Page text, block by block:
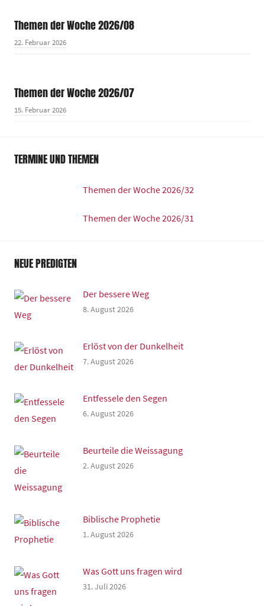
Themen der Woche 2026/08
22. Februar 2026
Themen der Woche 2026/07
15. Februar 2026
TERMINE UND THEMEN
Themen der Woche 2026/32
Themen der Woche 2026/31
NEUE PREDIGTEN
Der bessere Weg
8. August 2026
Erlöst von der Dunkelheit
7. August 2026
Entfessele den Segen
6. August 2026
Beurteile die Weissagung
2. August 2026
Biblische Prophetie
1. August 2026
Was Gott uns fragen wird
31. Juli 2026